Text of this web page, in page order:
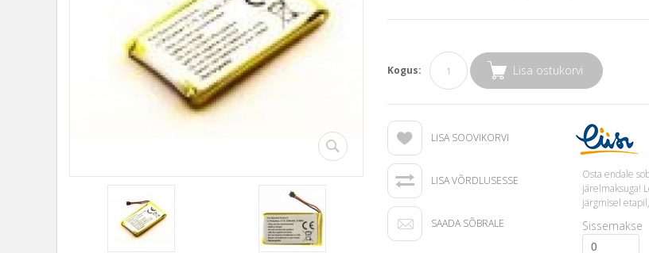
Kogus: Lisa ostukorvi
LISA SOOVIKORVI
LISA VÕRDLUSESSE
SAADA SÕBRALE
Osta endale
järelmaksuga!
järgmisel
Sissemakse